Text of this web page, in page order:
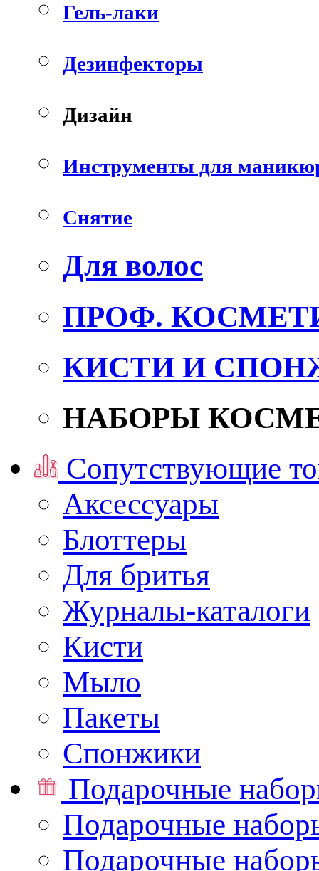
Гель-лаки
Дезинфекторы
Дизайн
Инструменты для
Снятие
Для волос
ПРОФ.
КИСТИ И
НАБОРЫ
Сопутствующие
Аксессуары
Блоттеры
Для бритья
Журналы-каталоги
Кисти
Мыло
Пакеты
Спонжики
Подарочные
Подарочные
Подарочные